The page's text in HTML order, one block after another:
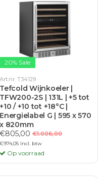
20% Sale
Art.nr. T34129
Tefcold Wijnkoeler |
TFW200-2S | 131L | +5 tot
+10 / +10 tot +18°C |
Energielabel G | 595 x 570
x 820mm
€805,00 €1.006,00
€974,05 Incl. btw
Op voorraad